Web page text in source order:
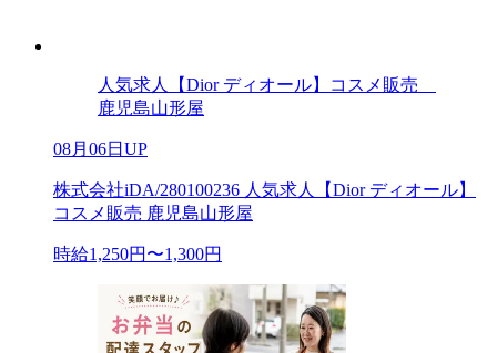
人気求人【Dior ディオール】コスメ販売
鹿児島山形屋
08月06日UP
株式会社iDA/280100236 人気求人【Dior ディオール】
コスメ販売 鹿児島山形屋
時給1,250円〜1,300円